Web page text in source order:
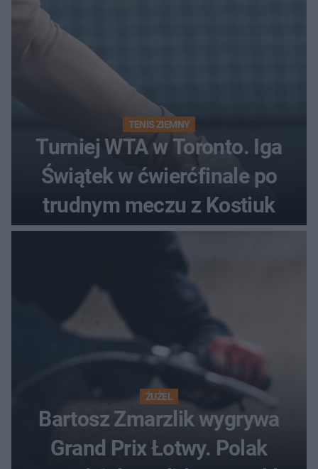
TENIS ZIEMNY
Turniej WTA w Toronto. Iga
Świątek w ćwierćfinale po
trudnym meczu z Kostiuk
ŻUŻEL
Bartosz Zmarzlik wygrywa
Grand Prix Łotwy. Polak